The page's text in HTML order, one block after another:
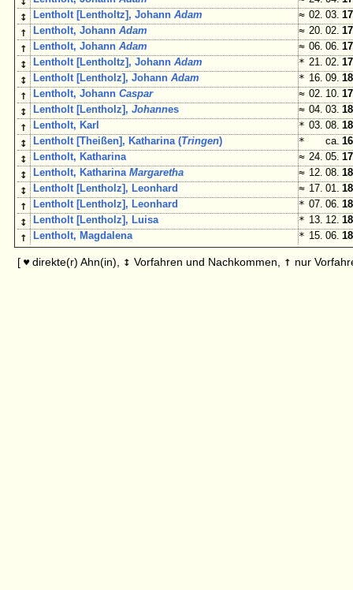
↕ Lentholt [Lentholtz], JohannAdam ≈ 02. 03.
↑ Lentholt, JohannAdam ≈ 20. 02.
↑ Lentholt, JohannAdam ≈ 06. 06.
↕ Lentholt [Lentholtz], JohannAdam * 21. 02.
↕ Lentholt [Lentholz], JohannAdam * 16. 09.
↑ Lentholt, JohannCaspar ≈ 02. 10.
↕ Lentholt [Lentholz],Johannes ≈ 04. 03.
↑ Lentholt, Karl * 03. 08.
↕ Lentholt [Theißen], Katharina (Tringen) * ca.
↕ Lentholt, Katharina ≈ 24. 05.
↕ Lentholt, KatharinaMargaretha ≈ 12. 08.
↕ Lentholt [Lentholz], Leonhard ≈ 17. 01.
↑ Lentholt [Lentholz], Leonhard * 07. 06.
↕ Lentholt [Lentholz], Luisa * 13. 12.
↑ Lentholt, Magdalena * 15. 06.
[ ♥ direkte(r) Ahn(in), ↕ Vorfahren und Nachkommen, ↑ nur